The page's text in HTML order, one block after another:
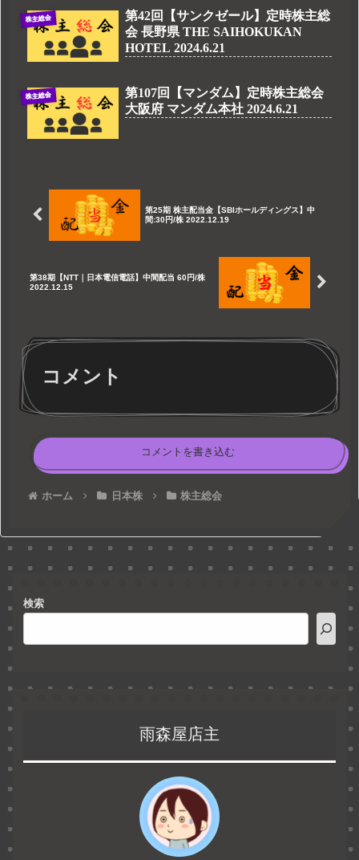
株主総会
第42回【サンクゼール】定時株主総
会 長野県 THE SAIHOKUKAN
HOTEL 2024.6.21
株主総会
第107回【マンダム】定時株主総会
大阪府 マンダム本社 2024.6.21
第25期 株主配当金【SBIホールディングス】中
間:30円/株 2022.12.19
第38期【NTT｜日本電信電話】中間配当 60円/株
2022.12.15
コメント
コメントを書き込む
ホーム 日本株 株主総会
検索
雨森屋店主